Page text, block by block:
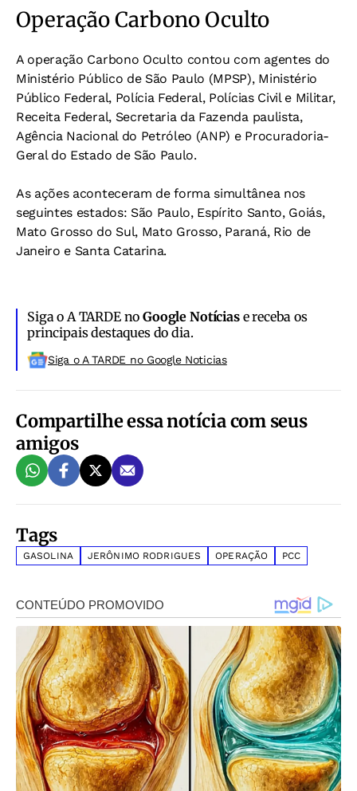
Operação Carbono Oculto
A operação Carbono Oculto contou com agentes do
Ministério Público de São Paulo (MPSP), Ministério
Público Federal, Polícia Federal, Polícias Civil e Militar,
Receita Federal, Secretaria da Fazenda paulista,
Agência Nacional do Petróleo (ANP) e Procuradoria-
Geral do Estado de São Paulo.
As ações aconteceram de forma simultânea nos
seguintes estados: São Paulo, Espírito Santo, Goiás,
Mato Grosso do Sul, Mato Grosso, Paraná, Rio de
Janeiro e Santa Catarina.
Siga o A TARDE noGoogle Notíciase receba os
principais destaques do dia.
Siga o A TARDE no Google Noticias
Compartilhe essa notícia com seus
amigos
Tags
GASOLINA JERÔNIMO RODRIGUES OPERAÇÃO PCC